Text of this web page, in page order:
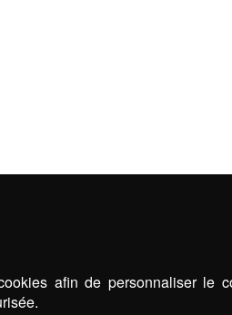
afin de personnaliser le